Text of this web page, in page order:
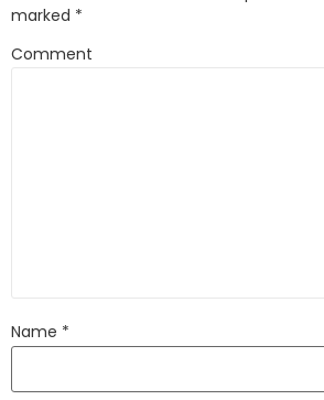
marked *
Comment
Name *